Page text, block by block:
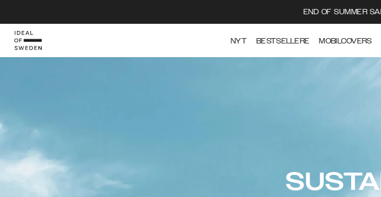
END OF SUMMER
NYT BESTSELLERE MOBILCOVERS